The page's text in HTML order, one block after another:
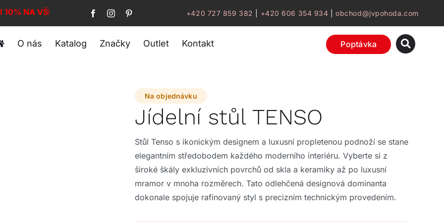
10% NA VŠE! +420 727 859 382 +420 606 354 934 |obchod@jvpohoda.com
O nás Katalog Značky Outlet Kontakt Poptávka
Na objednávku
Jídelní stůl TENSO
Stůl Tenso s ikonickým designem a luxusní propletenou podnoží se stane
elegantním středobodem každého moderního interiéru. Vyberte si z
široké škály exkluzivních povrchů od skla a keramiky až po luxusní
mramor v mnoha rozměrech. Tato odlehčená designová dominanta
dokonale spojuje rafinovaný styl s precizním technickým provedením.